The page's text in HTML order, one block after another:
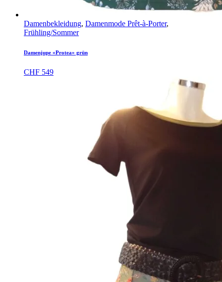
Damenbekleidung, Damenmode Prêt-à-Porter,
Frühling/Sommer
Damenjupe «Protea» grün
CHF 549